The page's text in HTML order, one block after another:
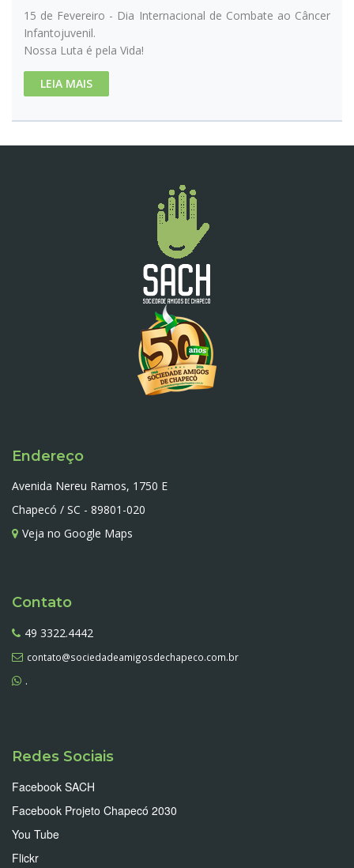
15 de Fevereiro - Dia Internacional de Combate ao Câncer
Infantojuvenil.
Nossa Luta é pela Vida!
LEIA MAIS
Endereço
Avenida Nereu Ramos, 1750 E
Chapecó / SC - 89801-020
Veja no Google Maps
Contato
49 3322.4442
contato@sociedadeamigosdechapeco.com.br
.
Redes Sociais
Facebook SACH
Facebook Projeto Chapecó 2030
You Tube
Flickr